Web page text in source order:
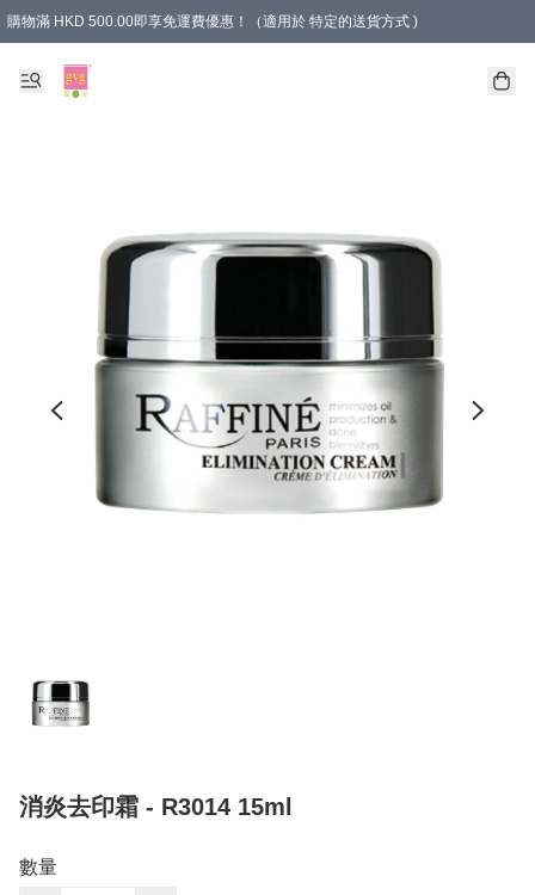
購物滿 HKD 500.00即享免運費優惠！（適用於 特定的送貨方式 )
消炎去印霜 - R3014 15ml
數量